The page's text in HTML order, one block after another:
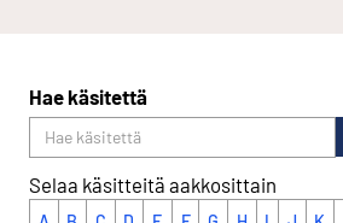
Hae käsitettä
Selaa käsitteitä aakkosittain